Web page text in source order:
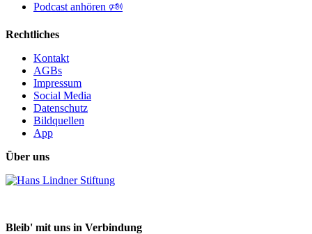
Podcast anhören 🕬
Rechtliches
Kontakt
AGBs
Impressum
Social Media
Datenschutz
Bildquellen
App
Über uns
Bleib' mit uns in Verbindung